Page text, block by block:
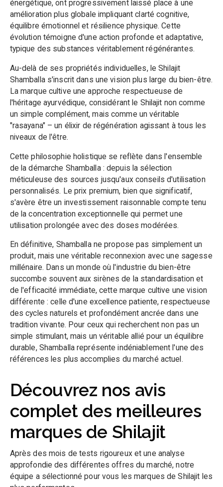
énergétique, ont progressivement laissé place à une
amélioration plus globale impliquant clarté cognitive,
équilibre émotionnel et résilience physique. Cette
évolution témoigne d'une action profonde et adaptative,
typique des substances véritablement régénérantes.
Au-delà de ses propriétés individuelles, le Shilajit
Shamballa s'inscrit dans une vision plus large du bien-être.
La marque cultive une approche respectueuse de
l'héritage ayurvédique, considérant le Shilajit non comme
un simple complément, mais comme un véritable
"rasayana" – un élixir de régénération agissant à tous les
niveaux de l'être.
Cette philosophie holistique se reflète dans l'ensemble
de la démarche Shamballa : depuis la sélection
méticuleuse des sources jusqu'aux conseils d'utilisation
personnalisés. Le prix premium, bien que significatif,
s'avère être un investissement raisonnable compte tenu
de la concentration exceptionnelle qui permet une
utilisation prolongée avec des doses modérées.
En définitive, Shamballa ne propose pas simplement un
produit, mais une véritable reconnexion avec une sagesse
millénaire. Dans un monde où l'industrie du bien-être
succombe souvent aux sirènes de la standardisation et
de l'efficacité immédiate, cette marque cultive une vision
différente : celle d'une excellence patiente, respectueuse
des cycles naturels et profondément ancrée dans une
tradition vivante. Pour ceux qui recherchent non pas un
simple stimulant, mais un véritable allié pour un équilibre
durable, Shamballa représente indéniablement l'une des
références les plus accomplies du marché actuel.
Découvrez nos avis
complet des meilleures
marques de Shilajit
Après des mois de tests rigoureux et une analyse
approfondie des différentes offres du marché, notre
équipe a sélectionné pour vous les marques de Shilajit les